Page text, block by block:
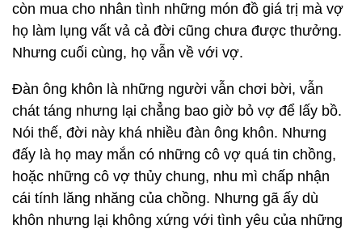
còn mua cho nhân tình những món đồ giá trị mà vợ
họ làm lụng vất vả cả đời cũng chưa được thưởng.
Nhưng cuối cùng, họ vẫn về với vợ.
Đàn ông khôn là những người vẫn chơi bời, vẫn
chát táng nhưng lại chẳng bao giờ bỏ vợ để lấy bồ.
Nói thế, đời này khá nhiều đàn ông khôn. Nhưng
đấy là họ may mắn có những cô vợ quá tin chồng,
hoặc những cô vợ thủy chung, nhu mì chấp nhận
cái tính lăng nhăng của chồng. Nhưng gã ấy dù
khôn nhưng lại không xứng với tình yêu của những